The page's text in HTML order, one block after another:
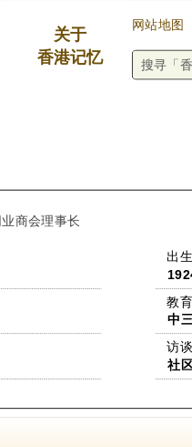
关于
香港记忆
网站地图
商会理事长
出
教
中
访
社